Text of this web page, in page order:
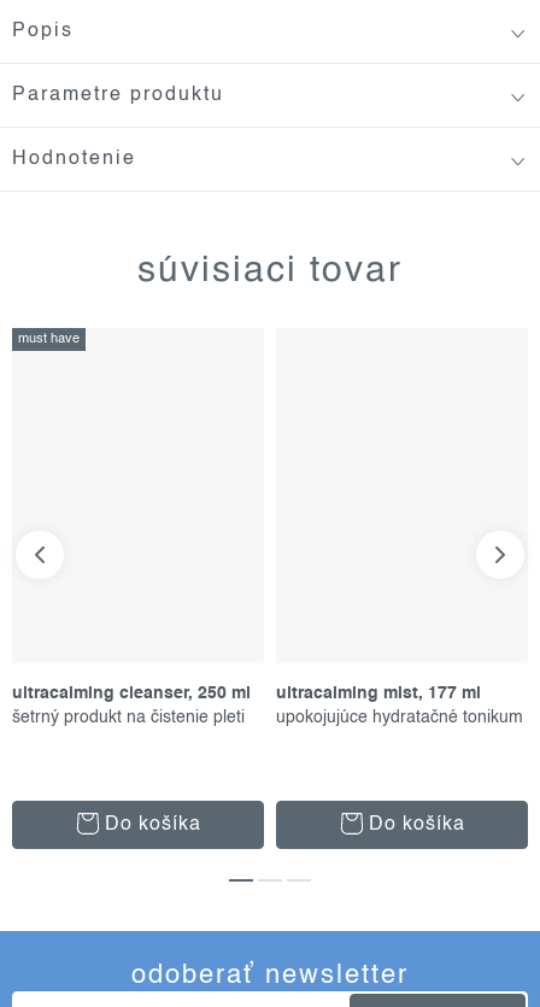
Popis
Parametre produktu
Hodnotenie
súvisiaci tovar
must have
ultracalming cleanser, 250 ml
šetrný produkt na čistenie pleti
Do košíka
ultracalming mist, 177 ml
upokojujúce hydratačné tonikum
Do košíka
odoberať newsletter